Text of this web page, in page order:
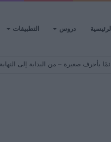
الرئيسية دروس التطبيقات